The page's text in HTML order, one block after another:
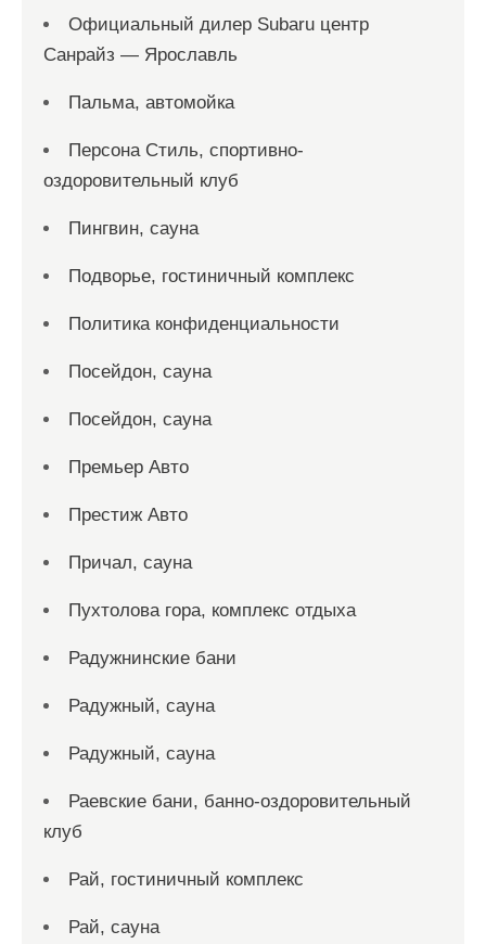
Официальный дилер Subaru центр
Санрайз — Ярославль
Пальма, автомойка
Персона Стиль, спортивно-
оздоровительный клуб
Пингвин, сауна
Подворье, гостиничный комплекс
Политика конфиденциальности
Посейдон, сауна
Посейдон, сауна
Премьер Авто
Престиж Авто
Причал, сауна
Пухтолова гора, комплекс отдыха
Радужнинские бани
Радужный, сауна
Радужный, сауна
Раевские бани, банно-оздоровительный
клуб
Рай, гостиничный комплекс
Рай, сауна